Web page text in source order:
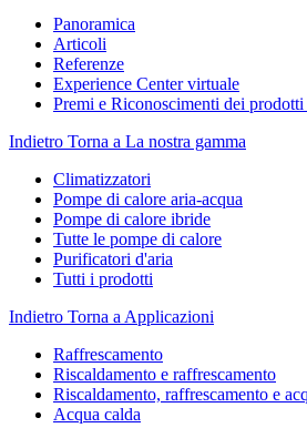
Panoramica
Articoli
Referenze
Experience Center virtuale
Premi e Riconoscimenti dei
Indietro Torna a La nostra gamma
Climatizzatori
Pompe di calore aria-acqua
Pompe di calore ibride
Tutte le pompe di calore
Purificatori d'aria
Tutti i prodotti
Indietro Torna a Applicazioni
Raffrescamento
Riscaldamento e raffrescamento
Riscaldamento, raffrescamento e
Acqua calda